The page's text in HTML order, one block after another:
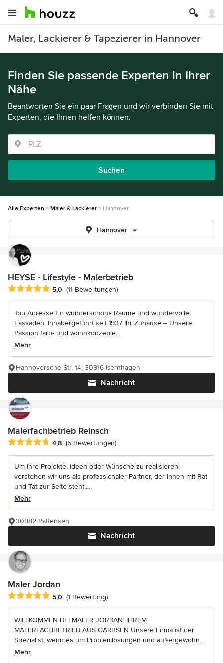
Maler, Lackierer & Tapezierer in Hannover
Finden Sie passende Experten in Ihrer
Nähe
Beantworten Sie ein paar Fragen und wir verbinden Sie mit
Experten, die Ihnen helfen können.
Suchen
Alle Experten Maler & Lackierer Hannover
Hannover
HEYSE - Lifestyle - Malerbetrieb
Durchschnittliche Bewertung: 5 von 5 Sternen
5,0 (11 Bewertungen)
Top Adresse für wunderschöne Räume und wundervolle
Fassaden. Inhabergeführt seit 1937 Ihr Zuhause – Unsere
Passion farb- und wohnkonzepte...
Mehr
Nachricht
Hannoversche Str. 14, 30916 Isernhagen
Malerfachbetrieb Reinsch
Durchschnittliche Bewertung: 4.8 von 5 Sternen
4,8 (5 Bewertungen)
Um Ihre Projekte, Ideen oder Wünsche zu realisieren,
verstehen wir uns als professionaler Partner, der Ihnen mit Rat
und Tat zur Seite steht....
Mehr
Nachricht
30982 Pattensen
Maler Jordan
Durchschnittliche Bewertung: 5 von 5 Sternen
5,0 (1 Bewertung)
WILLKOMMEN BEI MALER JORDAN: IHREM
MALERFACHBETRIEB AUS GARBSEN Unsere Firma ist der
Spezialist, wenn es um Problemlösungen und außergewöhn...
Mehr